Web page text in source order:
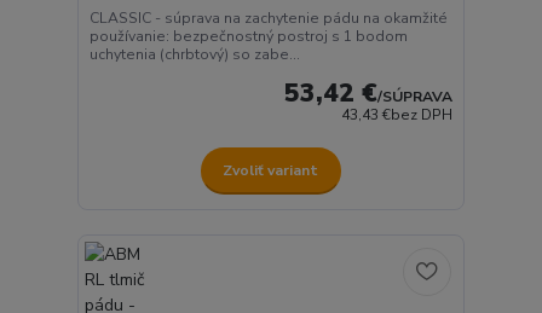
CLASSIC - súprava na zachytenie pádu na okamžité
používanie: bezpečnostný postroj s 1 bodom
uchytenia (chrbtový) so zabe...
53,42 €/SÚPRAVA
43,43 €bez DPH
Zvoliť variant